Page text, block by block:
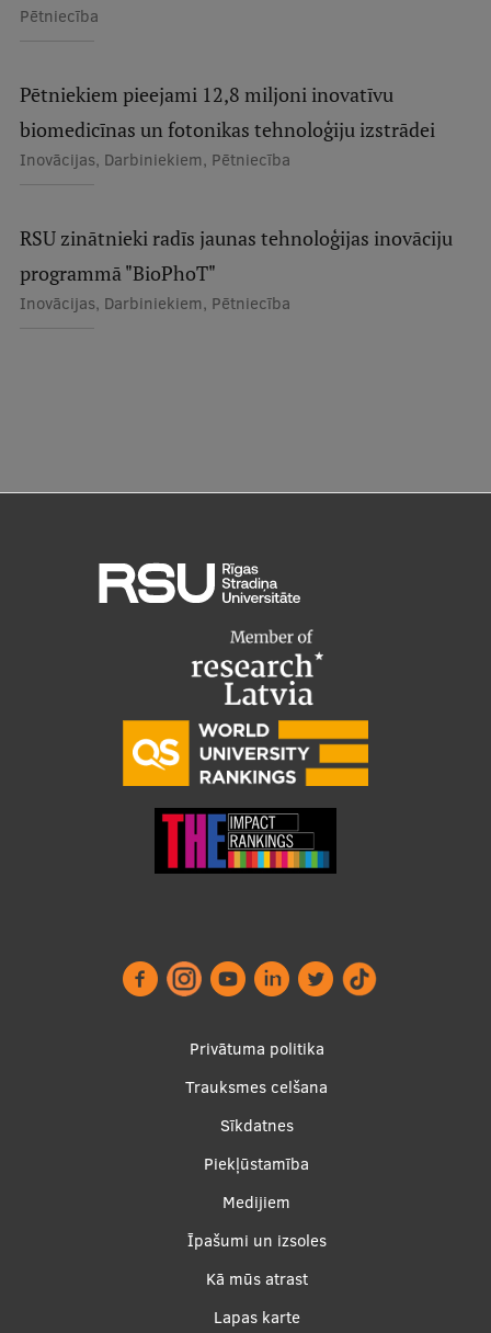
Pētniecība
Pētniekiem pieejami 12,8 miljoni inovatīvu
biomedicīnas un fotonikas tehnoloģiju izstrādei
Inovācijas, Darbiniekiem, Pētniecība
RSU zinātnieki radīs jaunas tehnoloģijas inovāciju
programmā "BioPhoT"
Inovācijas, Darbiniekiem, Pētniecība
Privātuma politika
Trauksmes celšana
Sīkdatnes
Piekļūstamība
Medijiem
Īpašumi un izsoles
Kā mūs atrast
Lapas karte